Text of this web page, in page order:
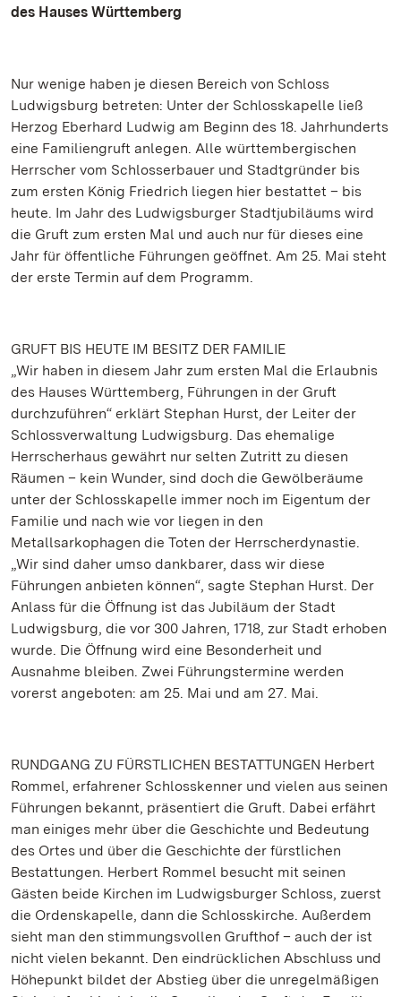
des Hauses Württemberg
Nur wenige haben je diesen Bereich von Schloss
Ludwigsburg betreten: Unter der Schlosskapelle ließ
Herzog Eberhard Ludwig am Beginn des 18. Jahrhunderts
eine Familiengruft anlegen. Alle württembergischen
Herrscher vom Schlosserbauer und Stadtgründer bis
zum ersten König Friedrich liegen hier bestattet – bis
heute. Im Jahr des Ludwigsburger Stadtjubiläums wird
die Gruft zum ersten Mal und auch nur für dieses eine
Jahr für öffentliche Führungen geöffnet. Am 25. Mai steht
der erste Termin auf dem Programm.
GRUFT BIS HEUTE IM BESITZ DER FAMILIE
„Wir haben in diesem Jahr zum ersten Mal die Erlaubnis
des Hauses Württemberg, Führungen in der Gruft
durchzuführen“ erklärt Stephan Hurst, der Leiter der
Schlossverwaltung Ludwigsburg. Das ehemalige
Herrscherhaus gewährt nur selten Zutritt zu diesen
Räumen – kein Wunder, sind doch die Gewölberäume
unter der Schlosskapelle immer noch im Eigentum der
Familie und nach wie vor liegen in den
Metallsarkophagen die Toten der Herrscherdynastie.
„Wir sind daher umso dankbarer, dass wir diese
Führungen anbieten können“, sagte Stephan Hurst. Der
Anlass für die Öffnung ist das Jubiläum der Stadt
Ludwigsburg, die vor 300 Jahren, 1718, zur Stadt erhoben
wurde. Die Öffnung wird eine Besonderheit und
Ausnahme bleiben. Zwei Führungstermine werden
vorerst angeboten: am 25. Mai und am 27. Mai.
RUNDGANG ZU FÜRSTLICHEN BESTATTUNGEN Herbert
Rommel, erfahrener Schlosskenner und vielen aus seinen
Führungen bekannt, präsentiert die Gruft. Dabei erfährt
man einiges mehr über die Geschichte und Bedeutung
des Ortes und über die Geschichte der fürstlichen
Bestattungen. Herbert Rommel besucht mit seinen
Gästen beide Kirchen im Ludwigsburger Schloss, zuerst
die Ordenskapelle, dann die Schlosskirche. Außerdem
sieht man den stimmungsvollen Grufthof – auch der ist
nicht vielen bekannt. Den eindrücklichen Abschluss und
Höhepunkt bildet der Abstieg über die unregelmäßigen